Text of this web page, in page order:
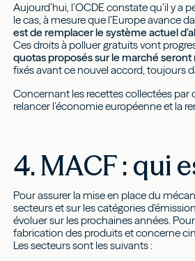
Aujourd’hui, l’OCDE constate qu’il y
le cas, à mesure que l’Europe avance
est de remplacer le système actuel
Ces droits à polluer gratuits vont
quotas proposés sur le marché
fixés avant ce nouvel accord, toujours
Concernant les recettes collectées par
relancer l’économie européenne et la
4. MACF : qui
Pour assurer la mise en place du
secteurs et sur les catégories
évoluer sur les prochaines années.
fabrication des produits et concerne
Les secteurs sont les suivants :